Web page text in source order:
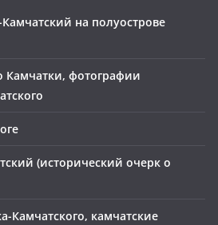
на полуострове
Камчатки, фотографии
(исторический очерк о
Камчатского, камчатские